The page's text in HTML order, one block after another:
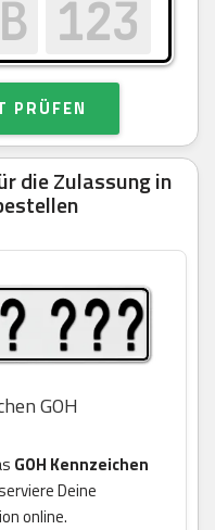
PRÜFEN
die Zulassung in
GOH
GOH Kennzeichen
Deine
online.